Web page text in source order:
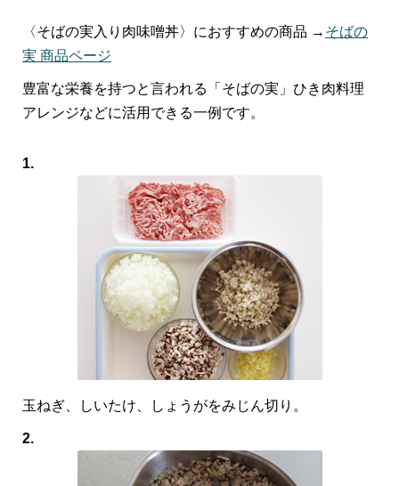
〈そばの実入り肉味噌丼〉におすすめの商品 → そばの
実 商品ページ
豊富な栄養を持つと言われる「そばの実」ひき肉料理
アレンジなどに活用できる一例です。
1.
玉ねぎ、しいたけ、しょうがをみじん切り。
2.